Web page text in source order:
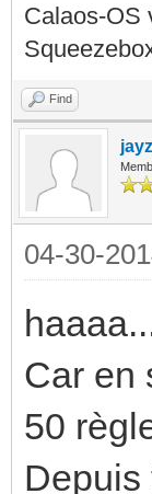
Calaos-OS
Find
04-30-
Car en
50
Depuis